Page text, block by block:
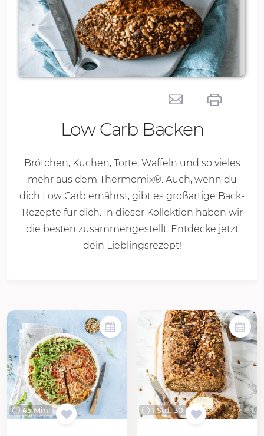
Low Carb Backen
Brötchen, Kuchen, Torte, Waffeln und so vieles
mehr aus dem Thermomix®. Auch, wenn du
dich Low Carb ernährst, gibt es großartige Back-
Rezepte für dich. In dieser Kollektion haben wir
die besten zusammengestellt. Entdecke jetzt
dein Lieblingsrezept!
45 Min. 1 Std. 30 Min.